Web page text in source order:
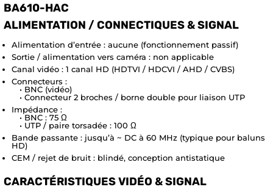
BA610-HAC
ALIMENTATION / CONNECTIQUES & SIGNAL
Alimentation d’entrée : aucune (fonctionnement passif)
Sortie / alimentation vers caméra : non applicable
Canal vidéo : 1 canal HD (HDTVI / HDCVI / AHD / CVBS)
Connecteurs :
• BNC (vidéo)
• Connecteur 2 broches / borne double pour liaison UTP
Impédance :
• BNC : 75 Ω
• UTP / paire torsadée : 100 Ω
Bande passante : jusqu’à ~ DC à 60 MHz (typique pour baluns
HD)
CEM / rejet de bruit : blindé, conception antistatique
CARACTÉRISTIQUES VIDÉO & SIGNAL